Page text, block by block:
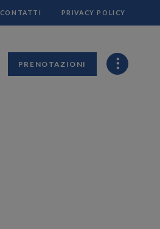
CONTATTI PRIVACY POLICY
PRENOTAZIONI